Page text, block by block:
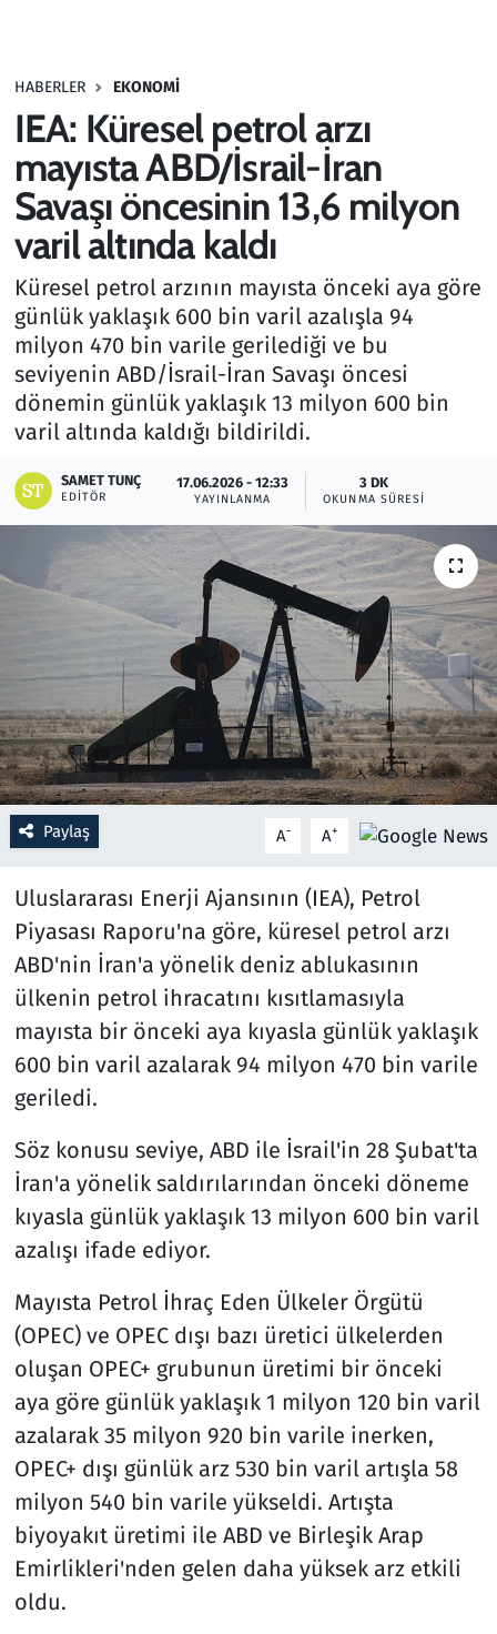
HABERLER EKONOMI
IEA: Küresel petrol arzı
mayısta ABD/İsrail-İran
Savaşı öncesinin 13,6 milyon
varil altında kaldı
Küresel petrol arzının mayısta önceki aya göre
günlük yaklaşık 600 bin varil azalışla 94
milyon 470 bin varile gerilediği ve bu
seviyenin ABD/İsrail-İran Savaşı öncesi
dönemin günlük yaklaşık 13 milyon 600 bin
varil altında kaldığı bildirildi.
SAMET TUNÇ
EDITÖR
17.06.2026 - 12:33
YAYINLANMA
3 DK
OKUNMA SÜRESI
Paylaş A- A+
Uluslararası Enerji Ajansının (IEA), Petrol
Piyasası Raporu'na göre, küresel petrol arzı
ABD'nin İran'a yönelik deniz ablukasının
ülkenin petrol ihracatını kısıtlamasıyla
mayısta bir önceki aya kıyasla günlük yaklaşık
600 bin varil azalarak 94 milyon 470 bin varile
geriledi.
Söz konusu seviye, ABD ile İsrail'in 28 Şubat'ta
İran'a yönelik saldırılarından önceki döneme
kıyasla günlük yaklaşık 13 milyon 600 bin varil
azalışı ifade ediyor.
Mayısta Petrol İhraç Eden Ülkeler Örgütü
(OPEC) ve OPEC dışı bazı üretici ülkelerden
oluşan OPEC+ grubunun üretimi bir önceki
aya göre günlük yaklaşık 1 milyon 120 bin varil
azalarak 35 milyon 920 bin varile inerken,
OPEC+ dışı günlük arz 530 bin varil artışla 58
milyon 540 bin varile yükseldi. Artışta
biyoyakıt üretimi ile ABD ve Birleşik Arap
Emirlikleri'nden gelen daha yüksek arz etkili
oldu.
Haber
Kültür Sanat
Kurumsal Haberler
Lezzet Durağı
Memur ve Kamu
Otomobil
Oyun
Ramazan
Resmi İlanlar
Rüya Tabirleri
Sağlık
Savunma Sanayi
Seçim 2023
Spor
Teknoloji ve Bilim
Televizyon